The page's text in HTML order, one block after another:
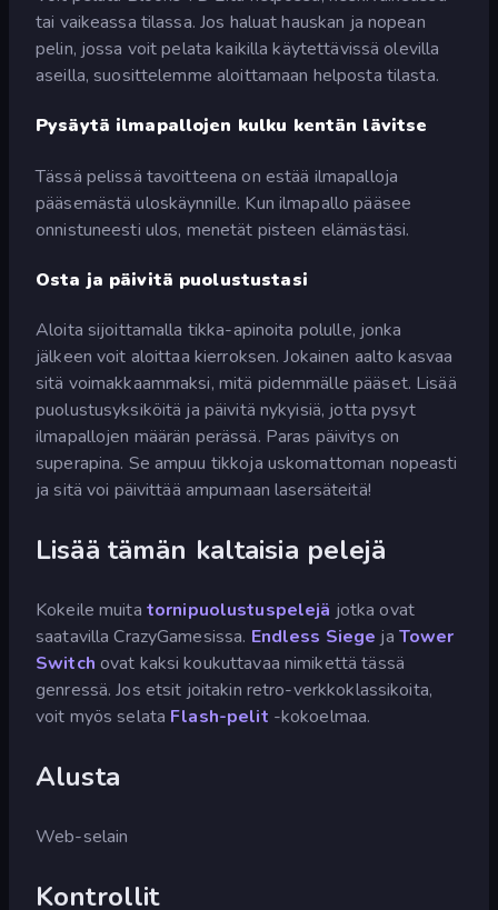
tai vaikeassa tilassa. Jos haluat hauskan ja nopean
pelin, jossa voit pelata kaikilla käytettävissä olevilla
aseilla, suosittelemme aloittamaan helposta tilasta.
Pysäytä ilmapallojen kulku kentän lävitse
Tässä pelissä tavoitteena on estää ilmapalloja
pääsemästä uloskäynnille. Kun ilmapallo pääsee
onnistuneesti ulos, menetät pisteen elämästäsi.
Osta ja päivitä puolustustasi
Aloita sijoittamalla tikka-apinoita polulle, jonka
jälkeen voit aloittaa kierroksen. Jokainen aalto kasvaa
sitä voimakkaammaksi, mitä pidemmälle pääset. Lisää
puolustusyksiköitä ja päivitä nykyisiä, jotta pysyt
ilmapallojen määrän perässä. Paras päivitys on
superapina. Se ampuu tikkoja uskomattoman nopeasti
ja sitä voi päivittää ampumaan lasersäteitä!
Lisää tämän kaltaisia pelejä
Kokeile muita tornipuolustuspelejä jotka ovat
saatavilla CrazyGamesissa. Endless Siege ja Tower
Switch ovat kaksi koukuttavaa nimikettä tässä
genressä. Jos etsit joitakin retro-verkkoklassikoita,
voit myös selata Flash-pelit -kokoelmaa.
Alusta
Web-selain
Kontrollit